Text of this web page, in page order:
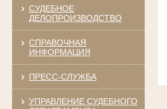
СУДЕБНОЕ
ДЕЛОПРОИЗВОДСТВО
СПРАВОЧНАЯ
ИНФОРМАЦИЯ
ПРЕСС-СЛУЖБА
УПРАВЛЕНИЕ СУДЕБНОГО